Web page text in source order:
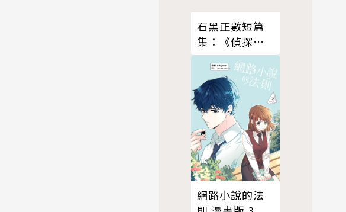
石黑正數短篇
集：《偵探綺
譚》《正向老
師》
網路小說的法